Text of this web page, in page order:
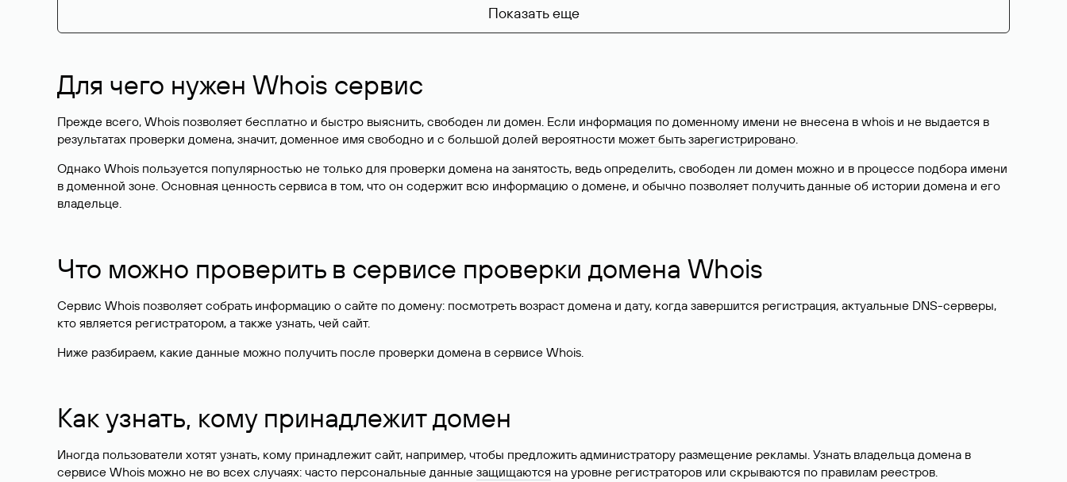
Показать еще
Для чего нужен Whois сервис
Прежде всего, Whois позволяет бесплатно и быстро выяснить, свободен ли домен. Если информация по доменному имени не внесена в whois и не выдается в
результатах проверки домена, значит, доменное имя свободно и с большой долей вероятности может быть зарегистрировано.
Однако Whois пользуется популярностью не только для проверки домена на занятость, ведь определить, свободен ли домен можно и в процессе подбора имени
в доменной зоне. Основная ценность сервиса в том, что он содержит всю информацию о домене, и обычно позволяет получить данные об истории домена и его
владельце.
Что можно проверить в сервисе проверки домена Whois
Сервис Whois позволяет собрать информацию о сайте по домену: посмотреть возраст домена и дату, когда завершится регистрация, актуальные DNS-серверы,
кто является регистратором, а также узнать, чей сайт.
Ниже разбираем, какие данные можно получить после проверки домена в сервисе Whois.
Как узнать, кому принадлежит домен
Иногда пользователи хотят узнать, кому принадлежит сайт, например, чтобы предложить администратору размещение рекламы. Узнать владельца домена в
сервисе Whois можно не во всех случаях: часто персональные данные защищаются на уровне регистраторов или скрываются по правилам реестров.